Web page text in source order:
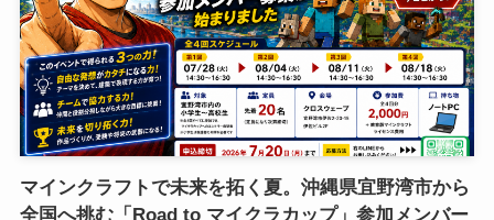
マインクラフトで未来を拓く夏。沖縄県宜野湾市から
全国へ挑む「Road to マイクラカップ」参加メンバー